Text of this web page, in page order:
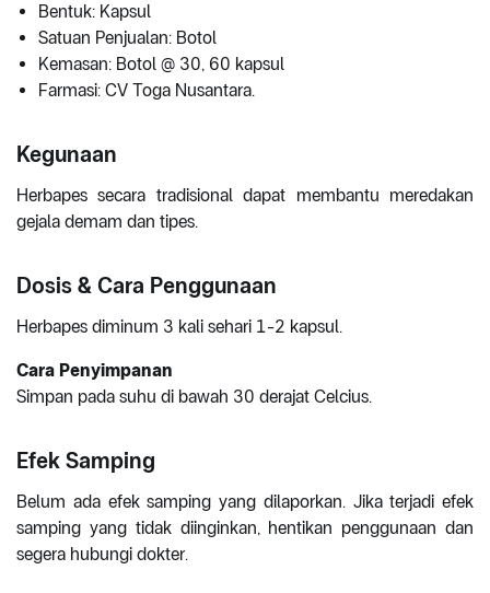
Bentuk: Kapsul
Satuan Penjualan: Botol
Kemasan: Botol @ 30, 60 kapsul
Farmasi: CV Toga Nusantara.
Kegunaan
Herbapes secara tradisional dapat membantu meredakan
gejala demam dan tipes.
Dosis & Cara Penggunaan
Herbapes diminum 3 kali sehari 1-2 kapsul.
Cara Penyimpanan
Simpan pada suhu di bawah 30 derajat Celcius.
Efek Samping
Belum ada efek samping yang dilaporkan. Jika terjadi efek
samping yang tidak diinginkan, hentikan penggunaan dan
segera hubungi dokter.